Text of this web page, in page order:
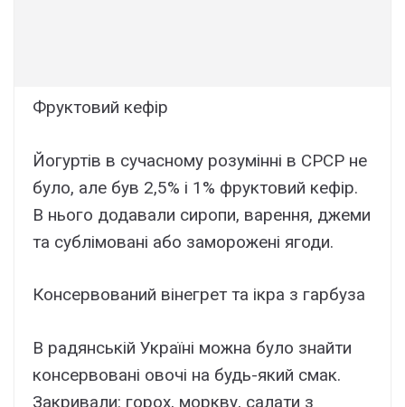
Фруктовий кефір
Йогуртів в сучасному розумінні в СРСР не
було, але був 2,5% і 1% фруктовий кефір.
В нього додавали сиропи, варення, джеми
та сублімовані або заморожені ягоди.
Консервований вінегрет та ікра з гарбуза
В радянській Україні можна було знайти
консервовані овочі на будь-який смак.
Закривали: горох, моркву, салати з